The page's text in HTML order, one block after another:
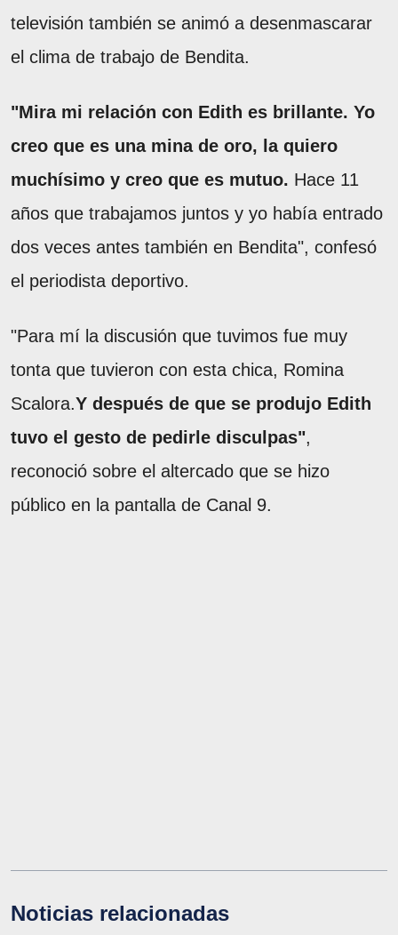
televisión también se animó a desenmascarar
el clima de trabajo de Bendita.
"Mira mi relación con Edith es brillante. Yo
creo que es una mina de oro, la quiero
muchísimo y creo que es mutuo. Hace 11
años que trabajamos juntos y yo había entrado
dos veces antes también en Bendita", confesó
el periodista deportivo.
"Para mí la discusión que tuvimos fue muy
tonta que tuvieron con esta chica, Romina
Scalora.Y después de que se produjo Edith
tuvo el gesto de pedirle disculpas",
reconoció sobre el altercado que se hizo
público en la pantalla de Canal 9.
Noticias relacionadas